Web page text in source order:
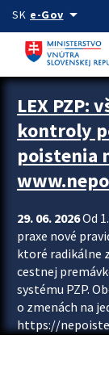
Preskocit na hlavný
SK e-Govarrow_drop_down
Zastavit
LEX PZP:
kontroly
poistenia
29. 06. 2026Od
praxe nové
ktoré radikálne
cestnej
systému PZP.
o zmenách na
https://
asociácie